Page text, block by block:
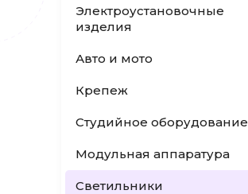
Электроустановочные
изделия
Авто и мото
Крепеж
Студийное оборудование
Модульная аппаратура
Светильники